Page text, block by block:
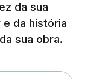
da sua
e da história
sua obra.